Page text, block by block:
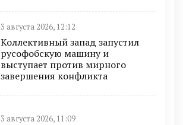
3 августа 2026, 12:12
Коллективный запад запустил
русофобскую машину и
выступает против мирного
завершения конфликта
3 августа 2026, 11:09